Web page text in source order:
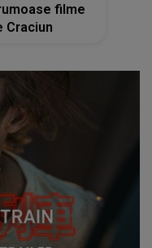
filme
Craciun